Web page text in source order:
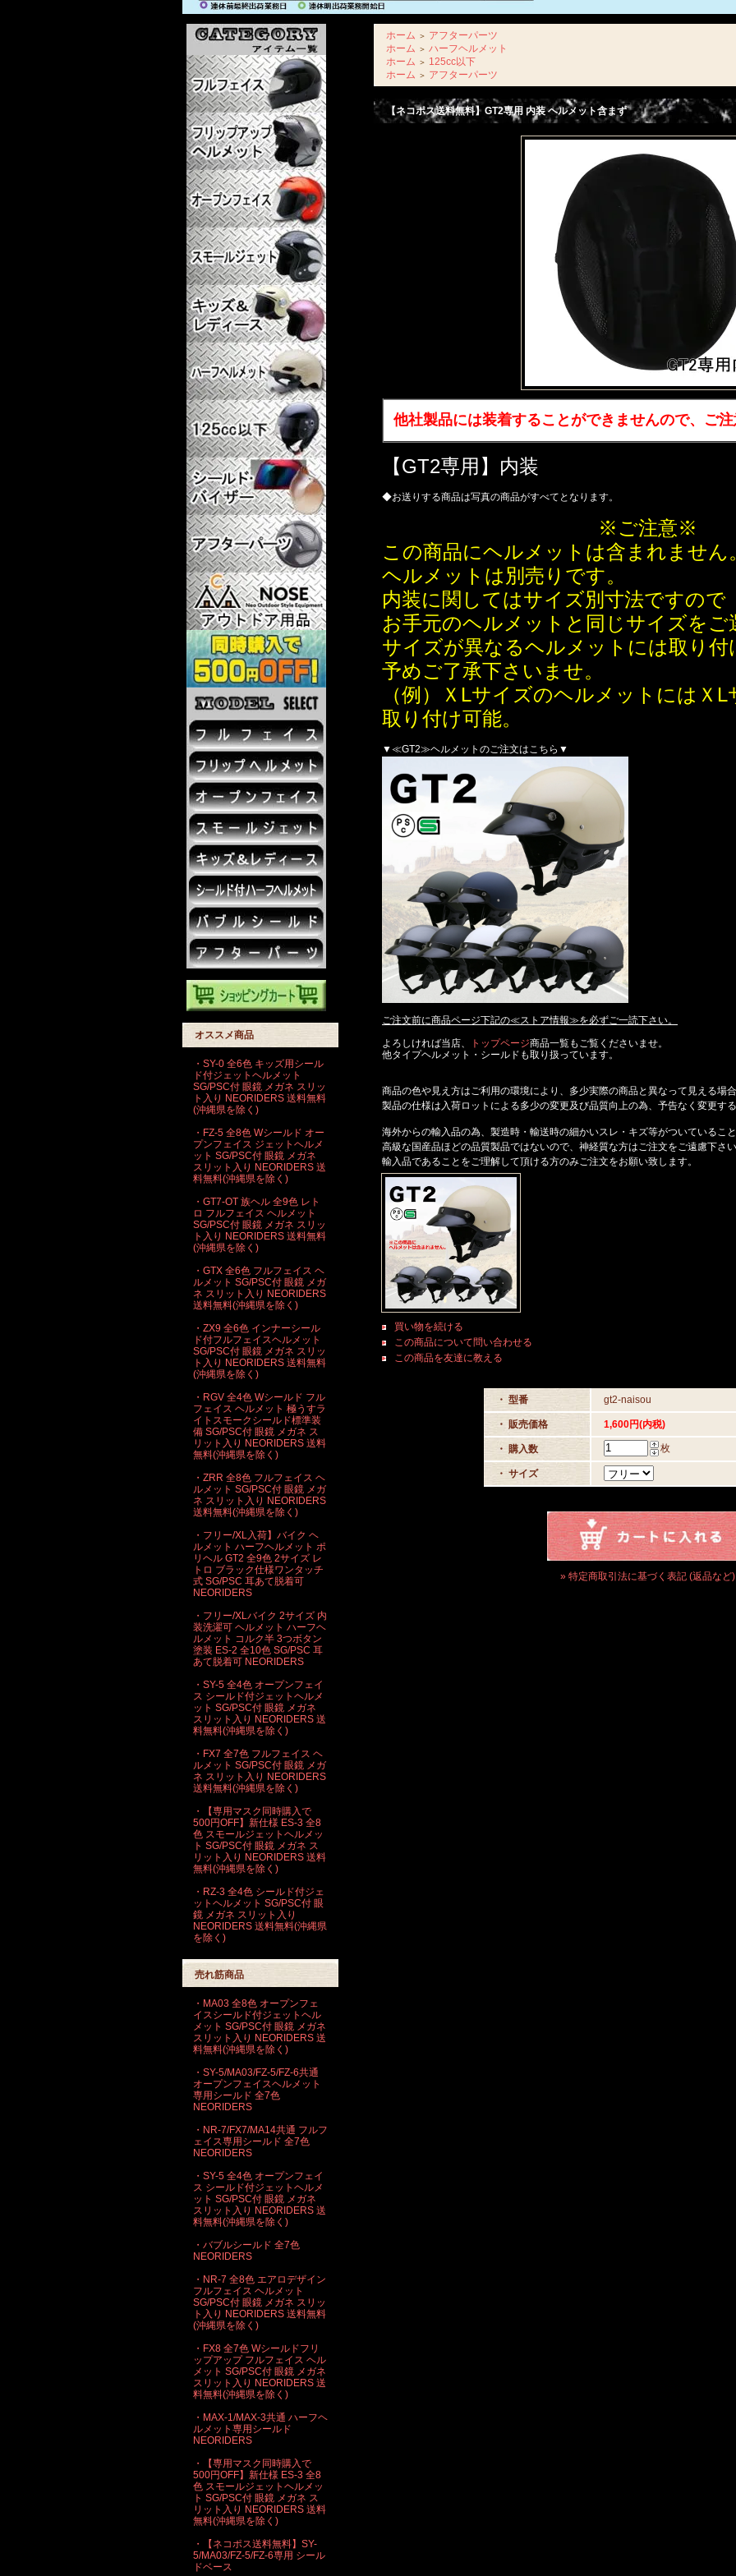
オススメ商品
・SY-0 全6色 キッズ用シール
ド付ジェットヘルメット
SG/PSC付 眼鏡 メガネ スリッ
ト入り NEORIDERS 送料無料
(沖縄県を除く)
・FZ-5 全8色 Wシールド オー
プンフェイス ジェットヘルメ
ット SG/PSC付 眼鏡 メガネ
スリット入り NEORIDERS 送
料無料(沖縄県を除く)
・GT7-OT 族ヘル 全9色 レト
ロ フルフェイス ヘルメット
SG/PSC付 眼鏡 メガネ スリッ
ト入り NEORIDERS 送料無料
(沖縄県を除く)
・GTX 全6色 フルフェイス ヘ
ルメット SG/PSC付 眼鏡 メガ
ネ スリット入り NEORIDERS
送料無料(沖縄県を除く)
・ZX9 全6色 インナーシール
ド付フルフェイスヘルメット
SG/PSC付 眼鏡 メガネ スリッ
ト入り NEORIDERS 送料無料
(沖縄県を除く)
・RGV 全4色 Wシールド フル
フェイス ヘルメット 極うすラ
イトスモークシールド標準装
備 SG/PSC付 眼鏡 メガネ ス
リット入り NEORIDERS 送料
無料(沖縄県を除く)
・ZRR 全8色 フルフェイス ヘ
ルメット SG/PSC付 眼鏡 メガ
ネ スリット入り NEORIDERS
送料無料(沖縄県を除く)
・フリー/XL入荷】バイク ヘ
ルメット ハーフヘルメット ポ
リヘル GT2 全9色 2サイズ レ
トロ ブラック仕様ワンタッチ
式 SG/PSC 耳あて脱着可
NEORIDERS
・フリー/XLバイク 2サイズ 内
装洗濯可 ヘルメット ハーフヘ
ルメット コルク半 3つボタン
塗装 ES-2 全10色 SG/PSC 耳
あて脱着可 NEORIDERS
・SY-5 全4色 オープンフェイ
ス シールド付ジェットヘルメ
ット SG/PSC付 眼鏡 メガネ
スリット入り NEORIDERS 送
料無料(沖縄県を除く)
・FX7 全7色 フルフェイス ヘ
ルメット SG/PSC付 眼鏡 メガ
ネ スリット入り NEORIDERS
送料無料(沖縄県を除く)
・【専用マスク同時購入で
500円OFF】新仕様 ES-3 全8
色 スモールジェットヘルメッ
ト SG/PSC付 眼鏡 メガネ ス
リット入り NEORIDERS 送料
無料(沖縄県を除く)
・RZ-3 全4色 シールド付ジェ
ットヘルメット SG/PSC付 眼
鏡 メガネ スリット入り
NEORIDERS 送料無料(沖縄県
を除く)
売れ筋商品
・MA03 全8色 オープンフェ
イスシールド付ジェットヘル
メット SG/PSC付 眼鏡 メガネ
スリット入り NEORIDERS 送
料無料(沖縄県を除く)
・SY-5/MA03/FZ-5/FZ-6共通
オープンフェイスヘルメット
専用シールド 全7色
NEORIDERS
・NR-7/FX7/MA14共通 フルフ
ェイス専用シールド 全7色
NEORIDERS
・SY-5 全4色 オープンフェイ
ス シールド付ジェットヘルメ
ット SG/PSC付 眼鏡 メガネ
スリット入り NEORIDERS 送
料無料(沖縄県を除く)
・バブルシールド 全7色
NEORIDERS
・NR-7 全8色 エアロデザイン
フルフェイス ヘルメット
SG/PSC付 眼鏡 メガネ スリッ
ト入り NEORIDERS 送料無料
(沖縄県を除く)
・FX8 全7色 Wシールドフリ
ップアップ フルフェイス ヘル
メット SG/PSC付 眼鏡 メガネ
スリット入り NEORIDERS 送
料無料(沖縄県を除く)
・MAX-1/MAX-3共通 ハーフヘ
ルメット専用シールド
NEORIDERS
・【専用マスク同時購入で
500円OFF】新仕様 ES-3 全8
色 スモールジェットヘルメッ
ト SG/PSC付 眼鏡 メガネ ス
リット入り NEORIDERS 送料
無料(沖縄県を除く)
・【ネコポス送料無料】SY-
5/MA03/FZ-5/FZ-6専用 シール
ドベース
ホーム ＞ アフターパーツ
ホーム ＞ ハーフヘルメット
ホーム ＞ 125cc以下
ホーム ＞ アフターパーツ
【ネコポス送料無料】GT2専用 内装 ヘルメット含まず
他社製品には装着することができませんので、ご注
【GT2専用】内装
◆お送りする商品は写真の商品がすべてとなります。
※ご注意※
この商品にヘルメットは含まれません
ヘルメットは別売りです。
内装に関してはサイズ別寸法ですので
お手元のヘルメットと同じサイズをご
サイズが異なるヘルメットには取り付
予めご了承下さいませ。
（例）ＸLサイズのヘルメットにはＸ
取り付け可能。
▼≪GT2≫ヘルメットのご注文はこちら▼
ご注文前に商品ページ下記の≪ストア情報≫を必ずご一読下さい。
よろしければ当店、
トップページ商品一覧もご覧くださいませ。
他タイプヘルメット・シールドも取り扱っています。
商品の色や見え方はご利用の環境により、多少実際の商品と異なって見える場合
製品の仕様は入荷ロットによる多少の変更及び品質向上の為、予告なく変更する
海外からの輸入品の為、製造時・輸送時の細かいスレ・キズ等がついていること
高級な国産品ほどの品質製品ではないので、神経質な方はご注文をご遠慮下さい
輸入品であることをご理解して頂ける方のみご注文をお願い致します。
買い物を続ける
この商品について問い合わせる
この商品を友達に教える
・ 型番 gt2-naisou
・ 販売価格 1,600円(内税)
・ 購入数 枚
・ サイズ
» 特定商取引法に基づく表記 (返品など)